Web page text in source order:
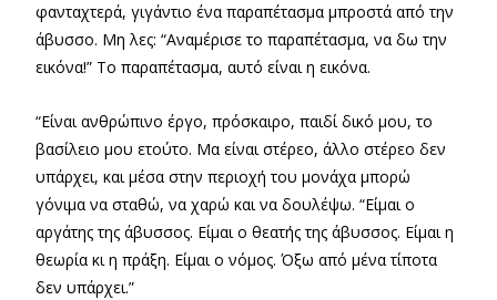
φανταχτερά, γιγάντιο ένα παραπέτασμα μπροστά από την
άβυσσο. Μη λες: “Αναμέρισε το παραπέτασμα, να δω την
εικόνα!” Το παραπέτασμα, αυτό είναι η εικόνα.
“Είναι ανθρώπινο έργο, πρόσκαιρο, παιδί δικό μου, το
βασίλειο μου ετούτο. Μα είναι στέρεο, άλλο στέρεο δεν
υπάρχει, και μέσα στην περιοχή του μονάχα μπορώ
γόνιμα να σταθώ, να χαρώ και να δουλέψω. “Είμαι ο
αργάτης της άβυσσος. Είμαι ο θεατής της άβυσσος. Είμαι η
θεωρία κι η πράξη. Είμαι ο νόμος. Όξω από μένα τίποτα
δεν υπάρχει.”